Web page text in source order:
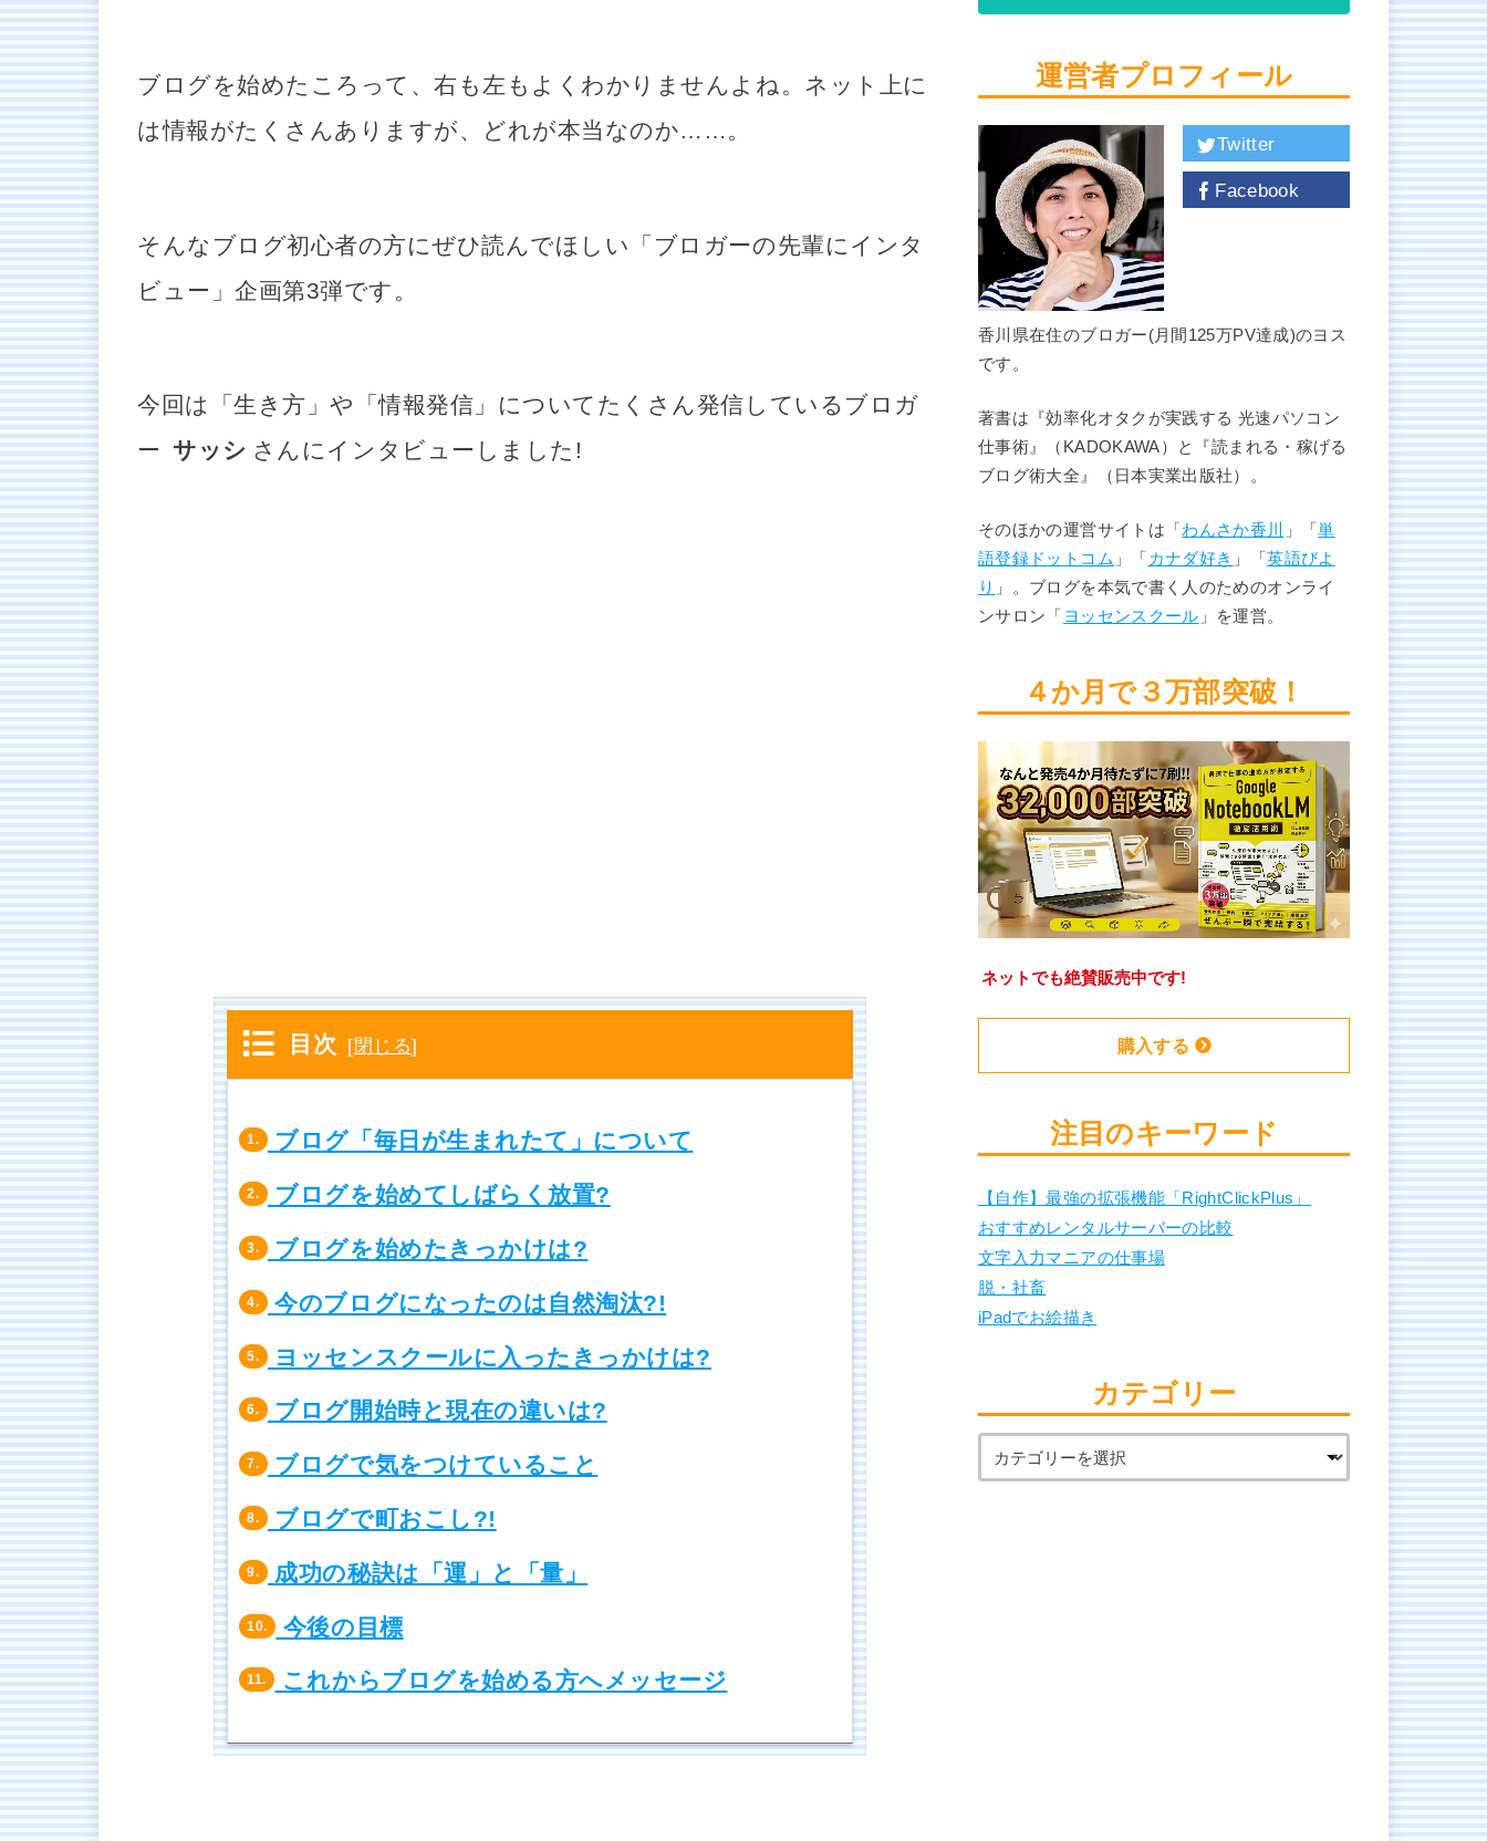
ブログを始めたころって、右も左もよくわかりませんよね。ネット上に
は情報がたくさんありますが、どれが本当なのか……。
そんなブログ初心者の方にぜひ読んでほしい「ブロガーの先輩にインタ
ビュー」企画第3弾です。
今回は「生き方」や「情報発信」についてたくさん発信しているブロガ
ー
サッシ さんにインタビューしました!
目次 [閉じる]
1. ブログ「毎日が生まれたて」について
2. ブログを始めてしばらく放置?
3. ブログを始めたきっかけは?
4. 今のブログになったのは自然淘汰?!
5. ヨッセンスクールに入ったきっかけは?
6. ブログ開始時と現在の違いは?
7. ブログで気をつけていること
8. ブログで町おこし?!
9. 成功の秘訣は「運」と「量」
10. 今後の目標
11. これからブログを始める方へメッセージ
運営者プロフィール
Twitter
Facebook
香川県在住のブロガー(月間125万PV達成)のヨス
です。
著書は『効率化オタクが実践する 光速パソコン
仕事術』（KADOKAWA）と『読まれる・稼げる
ブログ術大全』（日本実業出版社）。
そのほかの運営サイトは「わんさか香川 」「単
語登録ドットコム 」「 カナダ好き 」「英語びよ
り 」。ブログを本気で書く人のためのオンライ
ンサロン「 ヨッセンスクール 」を運営。
４か月で３万部突破！
ネットでも絶賛販売中です!
購入する
注目のキーワード
【自作】最強の拡張機能「RightClickPlus」
おすすめレンタルサーバーの比較
文字入力マニアの仕事場
脱・社畜
iPadでお絵描き
カテゴリー